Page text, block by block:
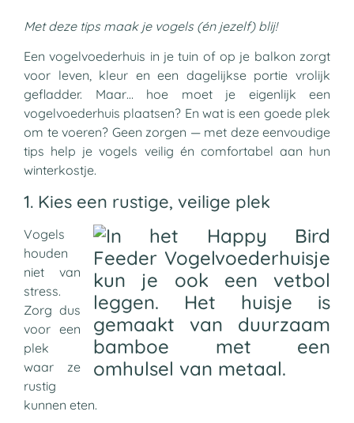
Met deze tips maak je vogels (én jezelf) blij!
Een vogelvoederhuis in je tuin of op je balkon zorgt
voor leven, kleur en een dagelijkse portie vrolijk
gefladder. Maar… hoe moet je eigenlijk een
vogelvoederhuis plaatsen? En wat is een goede plek
om te voeren? Geen zorgen — met deze eenvoudige
tips help je vogels veilig én comfortabel aan hun
winterkostje.
1. Kies een rustige, veilige plek
Vogels
houden
niet van
stress.
Zorg dus
voor een
plek
waar ze
rustig
kunnen eten.